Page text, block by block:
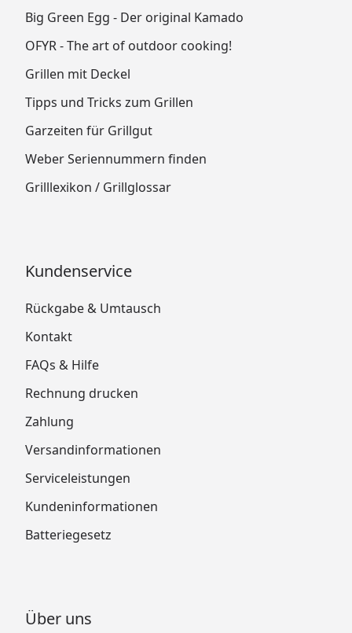
Big Green Egg - Der original Kamado
OFYR - The art of outdoor cooking!
Grillen mit Deckel
Tipps und Tricks zum Grillen
Garzeiten für Grillgut
Weber Seriennummern finden
Grilllexikon / Grillglossar
Kundenservice
Rückgabe & Umtausch
Kontakt
FAQs & Hilfe
Rechnung drucken
Zahlung
Versandinformationen
Serviceleistungen
Kundeninformationen
Batteriegesetz
Über uns